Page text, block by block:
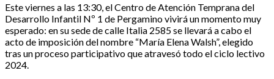
Este viernes a las 13:30, el Centro de Atención Temprana del
Desarrollo Infantil Nº 1 de Pergamino vivirá un momento muy
esperado: en su sede de calle Italia 2585 se llevará a cabo el
acto de imposición del nombre “María Elena Walsh”, elegido
tras un proceso participativo que atravesó todo el ciclo lectivo
2024.